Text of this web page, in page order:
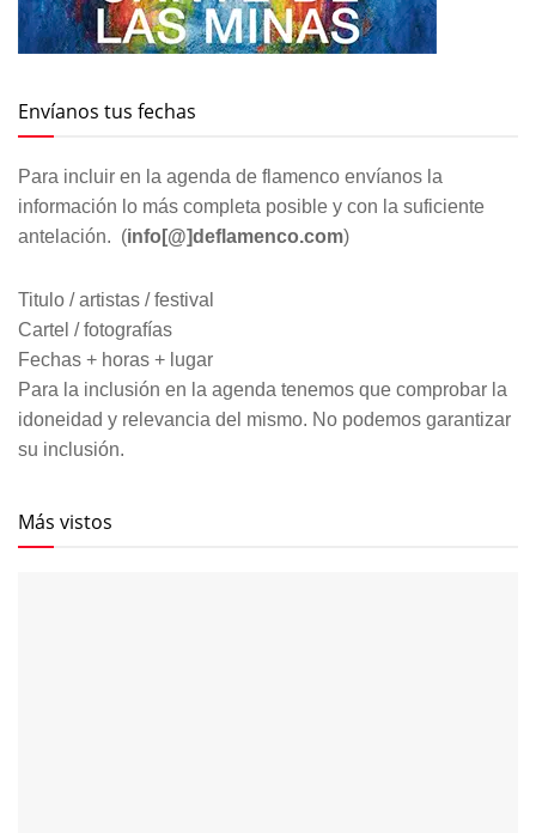
Envíanos tus fechas
Para incluir en la agenda de flamenco envíanos la
información lo más completa posible y con la suficiente
antelación. (info[@]deflamenco.com)
Titulo / artistas / festival
Cartel / fotografías
Fechas + horas + lugar
Para la inclusión en la agenda tenemos que comprobar la
idoneidad y relevancia del mismo. No podemos garantizar
su inclusión.
Más vistos